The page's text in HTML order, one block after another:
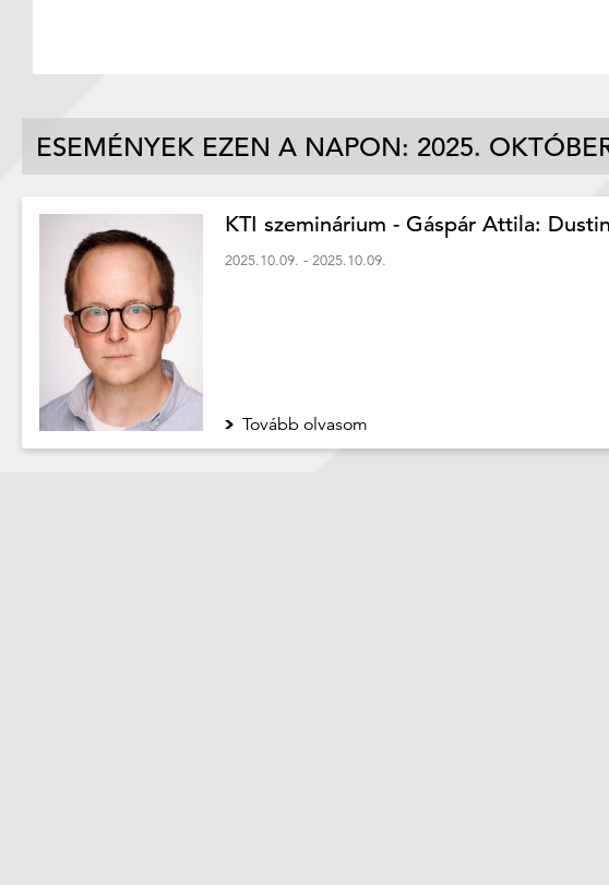
ESEMÉNYEK EZEN A NAPON: 2025.
KTI szeminárium - Gáspár Attila:
2025.10.09. - 2025.10.09.
Tovább olvasom